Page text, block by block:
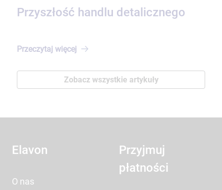
Przyszłość handlu detalicznego
Przeczytaj więcej
Zobacz wszystkie artykuły
Elavon
O nas
Przyjmuj
płatności